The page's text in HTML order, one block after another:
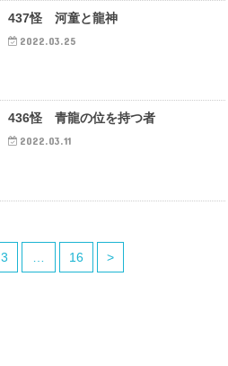
437怪 河童と龍神
2022.03.25
436怪 青龍の位を持つ者
2022.03.11
3 16 >